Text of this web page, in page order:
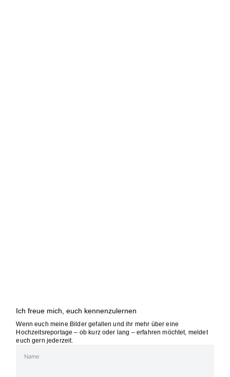
Ich freue mich, euch kennenzulernen
Wenn euch meine Bilder gefallen und ihr mehr über eine
Hochzeitsreportage – ob kurz oder lang – erfahren möchtet, meldet
euch gern jederzeit.